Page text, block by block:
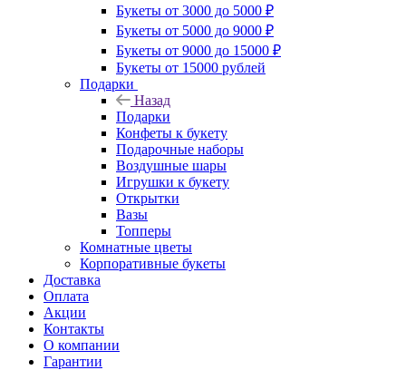
Букеты от 3000 до 5000 ₽
Букеты от 5000 до 9000 ₽
Букеты от 9000 до 15000 ₽
Букеты от 15000 рублей
Подарки
Назад
Подарки
Конфеты к букету
Подарочные наборы
Воздушные шары
Игрушки к букету
Открытки
Вазы
Топперы
Комнатные цветы
Корпоративные букеты
Доставка
Оплата
Акции
Контакты
О компании
Гарантии